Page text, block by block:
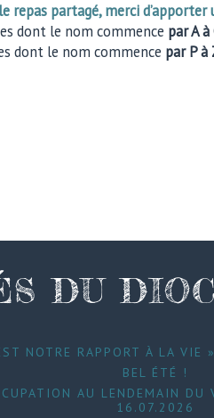
repas partagé, merci d’apporter
dont le nom commence par A
dont le nom commence par P
DU
NOTRE RAPPORT À LA
BEL ÉTÉ !
AU LENDEMAIN
16.07.2026